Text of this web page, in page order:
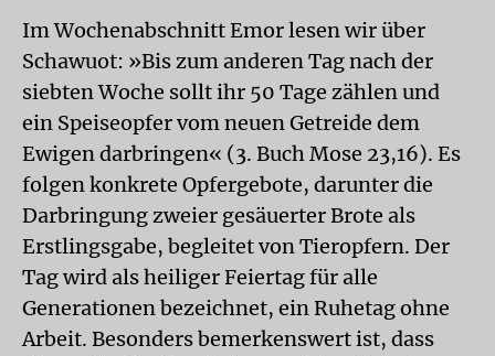
Im Wochenabschnitt Emor lesen wir über
Schawuot: »Bis zum anderen Tag nach der
siebten Woche sollt ihr 50 Tage zählen und
ein Speiseopfer vom neuen Getreide dem
Ewigen darbringen« (3. Buch Mose 23,16). Es
folgen konkrete Opfergebote, darunter die
Darbringung zweier gesäuerter Brote als
Erstlingsgabe, begleitet von Tieropfern. Der
Tag wird als heiliger Feiertag für alle
Generationen bezeichnet, ein Ruhetag ohne
Arbeit. Besonders bemerkenswert ist, dass